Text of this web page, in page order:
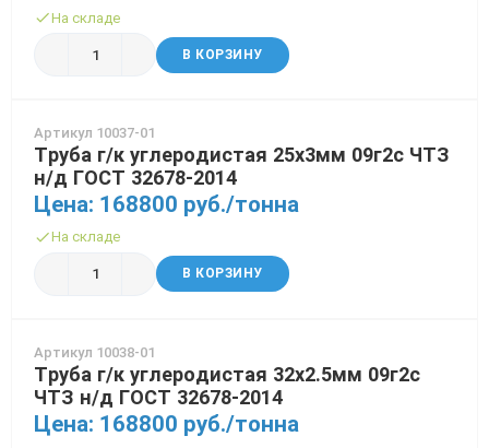
На складе
В КОРЗИНУ
Артикул 10037-01
Труба г/к углеродистая 25х3мм 09г2с ЧТЗ
н/д ГОСТ 32678-2014
Цена: 168800 руб./тонна
На складе
В КОРЗИНУ
Артикул 10038-01
Труба г/к углеродистая 32х2.5мм 09г2с
ЧТЗ н/д ГОСТ 32678-2014
Цена: 168800 руб./тонна